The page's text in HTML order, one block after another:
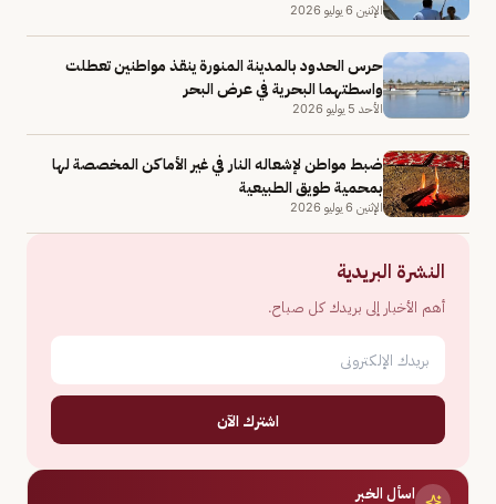
الإثنين 6 يوليو 2026
حرس الحدود بالمدينة المنورة ينقذ مواطنين تعطلت
واسطتهما البحرية في عرض البحر
الأحد 5 يوليو 2026
ضبط مواطن لإشعاله النار في غير الأماكن المخصصة لها
بمحمية طويق الطبيعية
الإثنين 6 يوليو 2026
النشرة البريدية
أهم الأخبار إلى بريدك كل صباح.
اشترك الآن
اسأل الخبر